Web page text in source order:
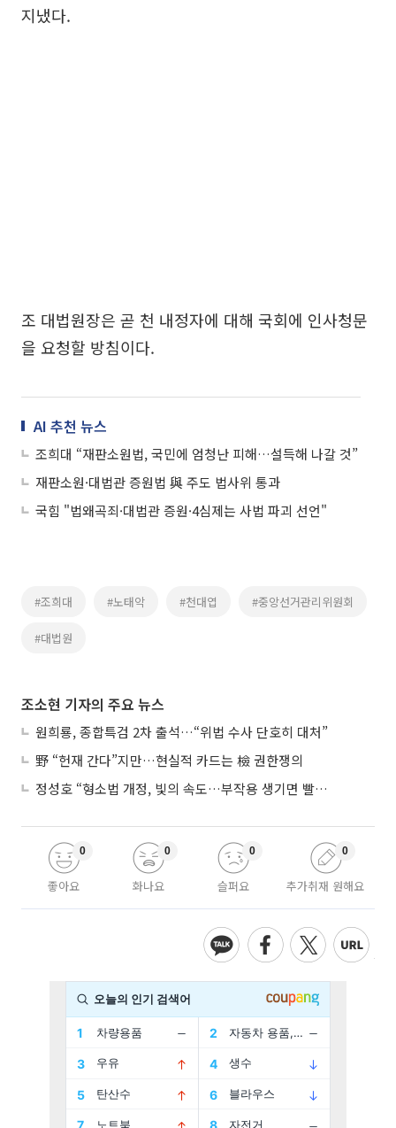
지냈다.
조 대법원장은 곧 천 내정자에 대해 국회에 인사청문
을 요청할 방침이다.
AI 추천 뉴스
조희대 “재판소원법, 국민에 엄청난 피해…설득해 나갈 것”
재판소원·대법관 증원법 與 주도 법사위 통과
국힘 "법왜곡죄·대법관 증원·4심제는 사법 파괴 선언"
#조희대 #노태악 #천대엽 #중앙선거관리위원회
#대법원
조소현 기자의 주요 뉴스
원희룡, 종합특검 2차 출석…“위법 수사 단호히 대처”
野 “헌재 간다”지만…현실적 카드는 檢 권한쟁의
정성호 “형소법 개정, 빛의 속도…부작용 생기면 빨리 고쳐야”
좋아요
0
화나요
0
슬퍼요
0
추가취재 원해요
0